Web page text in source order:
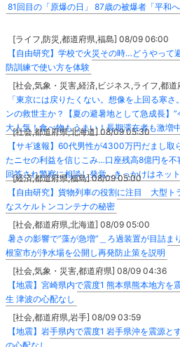
81回目の「原爆の日」 87歳の被爆者「平和へ
[ライフ,防災,都道府県,福島] 08/09 06:00
【自由研究】学校で火災その時…どうやっ
防訓練で使い方を体験
[社会,気象・災害,経済,ビジネス,ライフ,都
「東京には戻りたくない。想像を上回る寒
ンの救世主か？【夏の避暑地として急成長】
大人気！食べ物もうまい！長期滞在者も激増
[社会,都道府県,北海道] 08/09 05:30
【サギ速報】60代男性が4300万円だまし取
たニセの利益を信じこみ…口座残高8億円を
回答され警察に相談し発覚…きっかけはネッ
[経済,都道府県,福島] 08/09 05:00
【自由研究】貨物列車の役割に注目 大型
なスケルトンコンテナの秘密
[社会,都道府県,北海道] 08/09 05:00
暑さの影響で”藻が急増”＿ろ過装置が目詰
根室市が浄水場を公開し再発防止策を説明
[社会,気象・災害,都道府県] 08/09 04:36
【地震】宮崎県内で震度1 熊本県熊本地方
生 津波の心配なし
[社会,都道府県,岩手] 08/09 03:59
【地震】岩手県内で震度1 岩手県沖を震源と